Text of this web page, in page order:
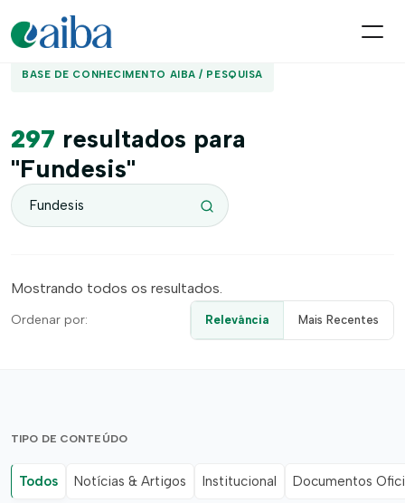
BASE DE CONHECIMENTO AIBA / PESQUISA
297 resultados para
"Fundesis"
Mostrando todos os resultados.
Ordenar por: Relevância Mais Recentes
TIPO DE CONTEÚDO
Todos Notícias & Artigos Institucional Documentos